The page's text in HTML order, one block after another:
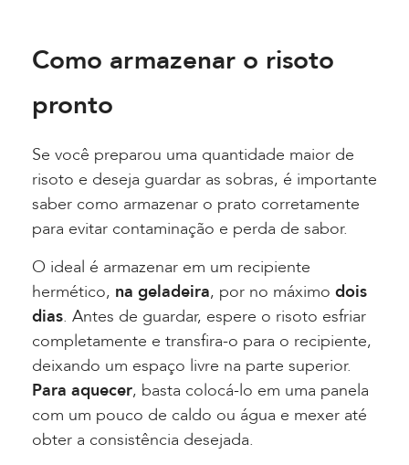
Como armazenar o risoto
pronto
Se você preparou uma quantidade maior de
risoto e deseja guardar as sobras, é importante
saber como armazenar o prato corretamente
para evitar contaminação e perda de sabor.
O ideal é armazenar em um recipiente
hermético, na geladeira, por no máximo dois
dias. Antes de guardar, espere o risoto esfriar
completamente e transfira-o para o recipiente,
deixando um espaço livre na parte superior.
Para aquecer, basta colocá-lo em uma panela
com um pouco de caldo ou água e mexer até
obter a consistência desejada.